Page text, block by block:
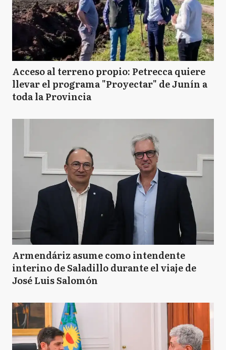
Acceso al terreno propio: Petrecca quiere
llevar el programa "Proyectar" de Junín a
toda la Provincia
Armendáriz asume como intendente
interino de Saladillo durante el viaje de
José Luis Salomón